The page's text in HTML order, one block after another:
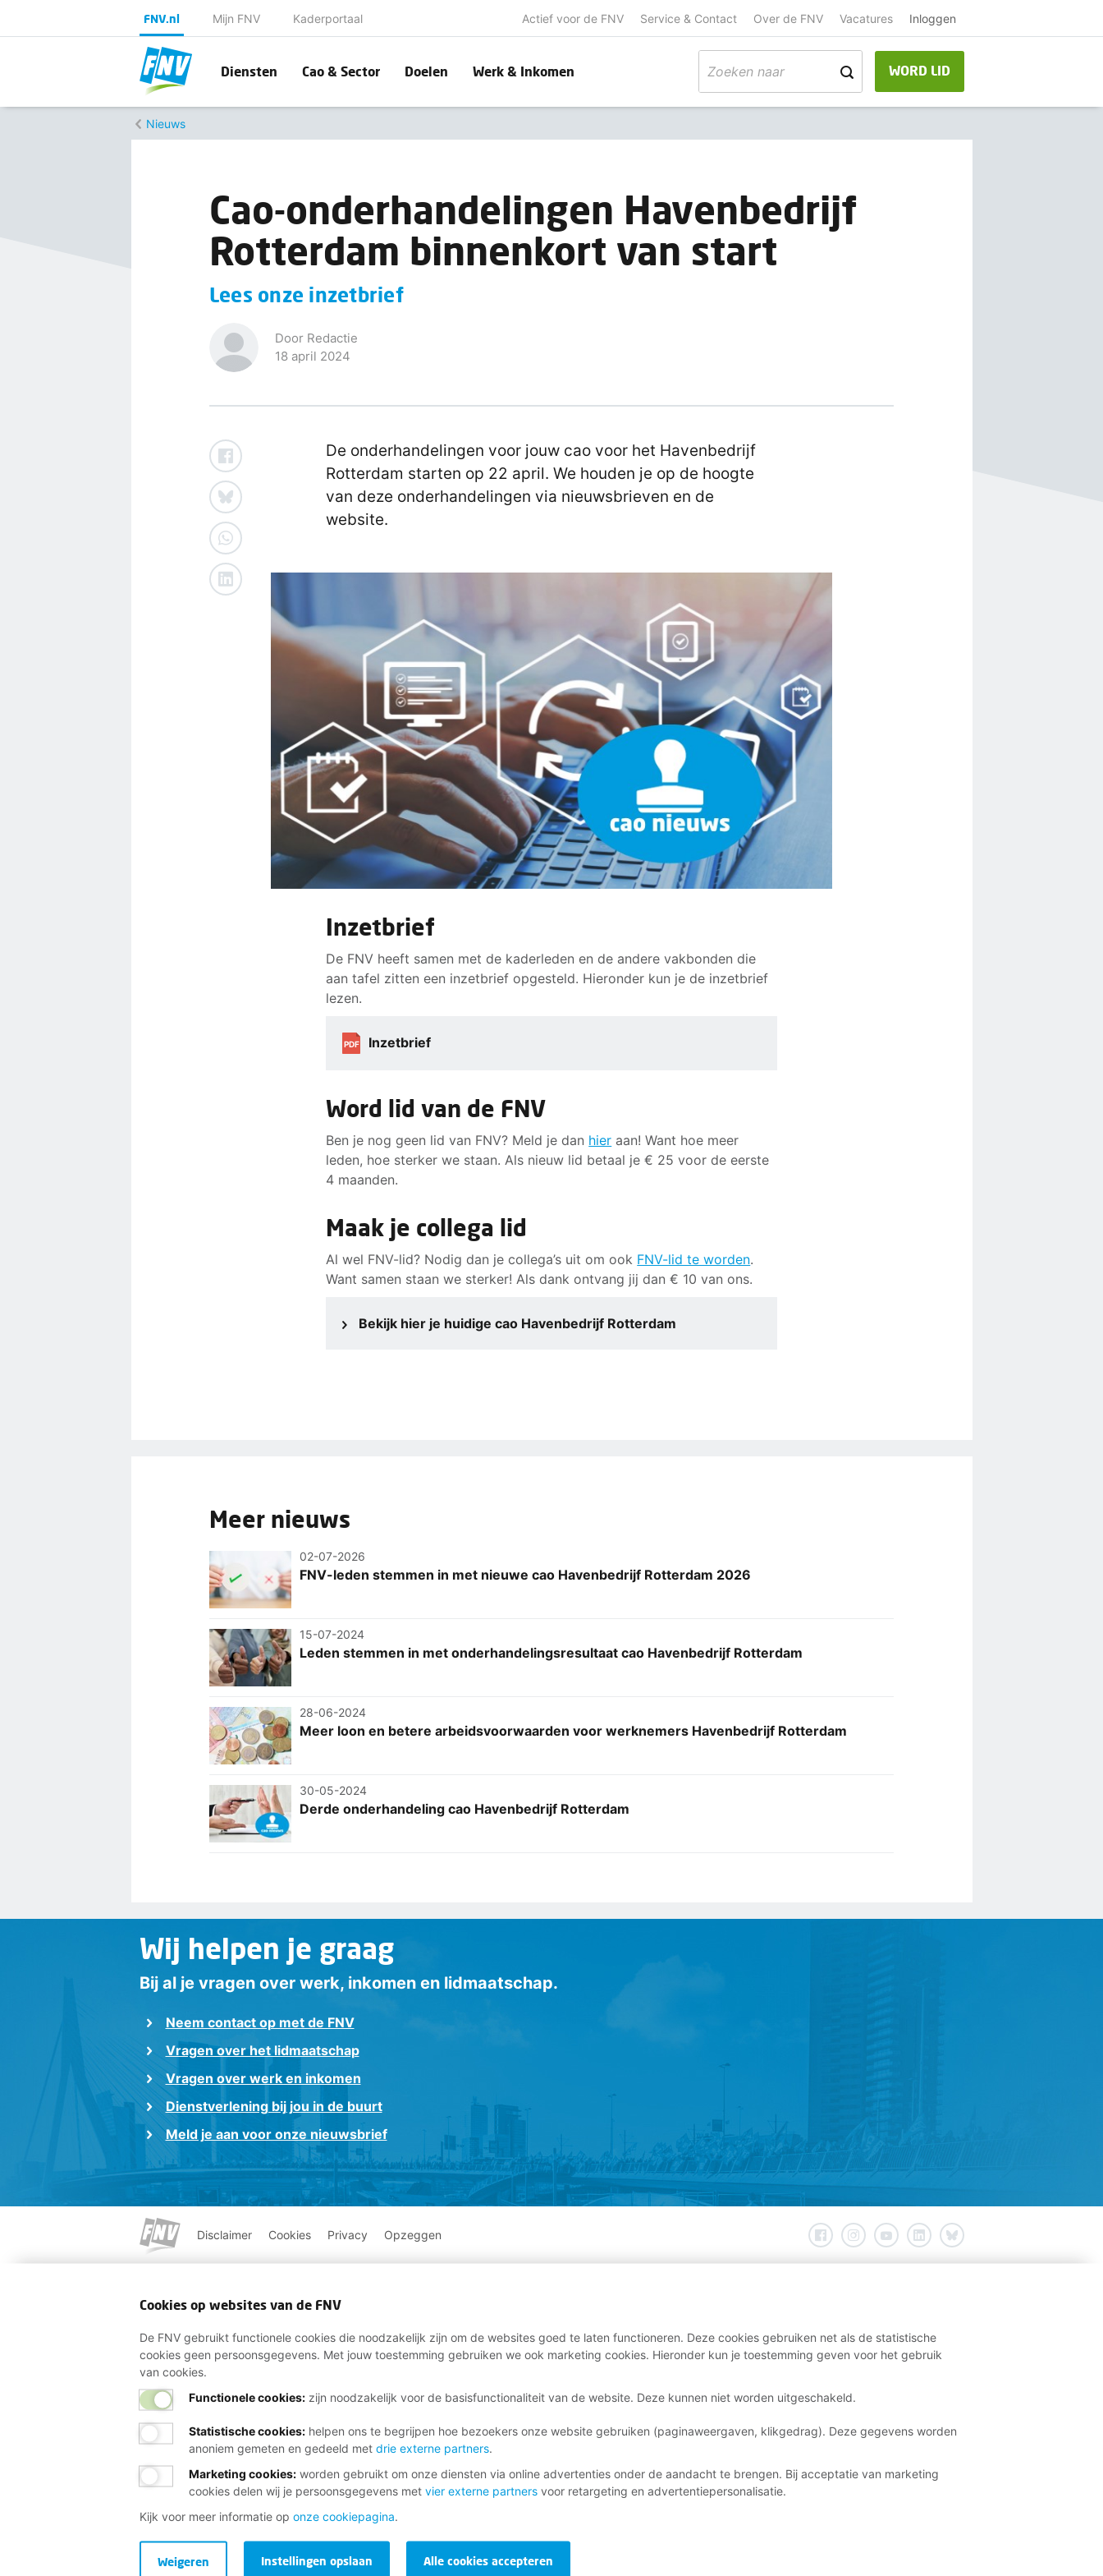
FNV.nl Mijn FNV Kaderportaal Actief voor de FNV Service & Contact Over de FNV Vacatures Inloggen
Diensten Cao & Sector Doelen Werk & Inkomen WORD LID
Nieuws
Cao-onderhandelingen Havenbedrijf
Rotterdam binnenkort van start
Lees onze inzetbrief
Door Redactie
18 april 2024
De onderhandelingen voor jouw cao voor het Havenbedrijf
Rotterdam starten op 22 april. We houden je op de hoogte
van deze onderhandelingen via nieuwsbrieven en de
website.
Inzetbrief
De FNV heeft samen met de kaderleden en de andere vakbonden die
aan tafel zitten een inzetbrief opgesteld. Hieronder kun je de inzetbrief
lezen.
PDF Inzetbrief
Word lid van de FNV
Ben je nog geen lid van FNV? Meld je dan hier aan! Want hoe meer
leden, hoe sterker we staan. Als nieuw lid betaal je € 25 voor de eerste
4 maanden.
Maak je collega lid
Al wel FNV-lid? Nodig dan je collega’s uit om ook FNV-lid te worden.
Want samen staan we sterker! Als dank ontvang jij dan € 10 van ons.
Bekijk hier je huidige cao Havenbedrijf Rotterdam
Meer nieuws
02-07-2026
FNV-leden stemmen in met nieuwe cao Havenbedrijf Rotterdam 2026
15-07-2024
Leden stemmen in met onderhandelingsresultaat cao Havenbedrijf Rotterdam
28-06-2024
Meer loon en betere arbeidsvoorwaarden voor werknemers Havenbedrijf Rotterdam
30-05-2024
Derde onderhandeling cao Havenbedrijf Rotterdam
Wij helpen je graag
Bij al je vragen over werk, inkomen en lidmaatschap.
Neem contact op met de FNV
Vragen over het lidmaatschap
Vragen over werk en inkomen
Dienstverlening bij jou in de buurt
Meld je aan voor onze nieuwsbrief
Disclaimer Cookies Privacy Opzeggen
Cookies op websites van de FNV
De FNV gebruikt functionele cookies die noodzakelijk zijn om de websites goed te laten functioneren. Deze cookies gebruiken net als de statistische
cookies geen persoonsgegevens. Met jouw toestemming gebruiken we ook marketing cookies. Hieronder kun je toestemming geven voor het gebruik
van cookies.
Functionele cookies:zijn noodzakelijk voor de basisfunctionaliteit van de website. Deze kunnen niet worden uitgeschakeld.
Statistische cookies: helpen ons te begrijpen hoe bezoekers onze website gebruiken (paginaweergaven, klikgedrag). Deze gegevens worden
anoniem gemeten en gedeeld met drie externe partners.
Marketing cookies: worden gebruikt om onze diensten via online advertenties onder de aandacht te brengen. Bij acceptatie van marketing
cookies delen wij je persoonsgegevens met vier externe partnersvoor retargeting en advertentiepersonalisatie.
Kijk voor meer informatie op onze cookiepagina.
Alle cookies accepteren
Instellingen opslaan
Weigeren